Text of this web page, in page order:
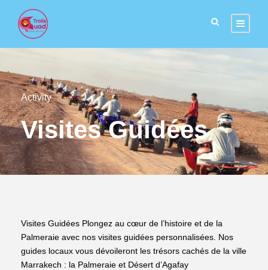
Activity
Visites Guidées
Visites Guidées Plongez au cœur de l’histoire et de la
Palmeraie avec nos visites guidées personnalisées. Nos
guides locaux vous dévoileront les trésors cachés de la ville
Marrakech : la Palmeraie et Désert d’Agafay